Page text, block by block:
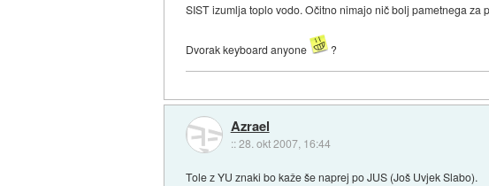
SIST izumlja toplo vodo. Očitno nimajo nič bolj pametnega za
Dvorak keyboard anyone ?
Azrael
::28. okt 2007, 16:44
Tole z YU znaki bo kaže še naprej po JUS (Još Uvjek Slabo).